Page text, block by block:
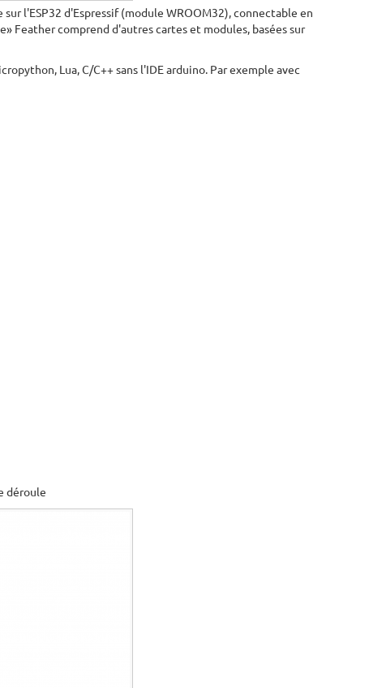
sur l'ESP32 d'Espressif (module WROOM32), connectable en
Feather comprend d'autres cartes et modules, basées sur
Lua, C/C++ sans l'IDE arduino. Par exemple avec
déroule